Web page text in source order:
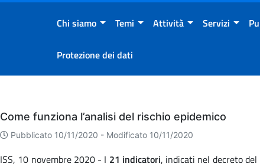
Chi siamo Temi Attività Servizi
Protezione dei dati
Eventi
Come funziona l’analisi del rischio epidemico
Pubblicato 10/11/2020 - Modificato 10/11/2020
ISS, 10 novembre 2020 - I 21 indicatori, indicati nel decreto